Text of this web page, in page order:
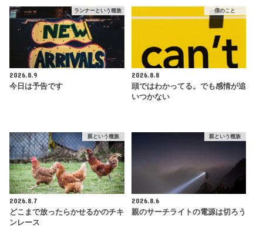
ランナーという種族
2026.8.9
今日は予告です
僕のこと
2026.8.8
頭ではわかってる。でも感情が追
いつかない
親という種族
2026.8.7
どこまで放ったらかせるかのチキ
ンレース
親という種族
2026.8.6
親のサーチライトの電源は切ろう